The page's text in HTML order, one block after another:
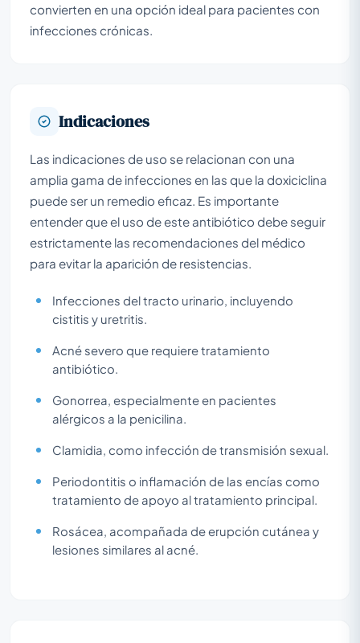
convierten en una opción ideal para pacientes con
infecciones crónicas.
Indicaciones
Las indicaciones de uso se relacionan con una
amplia gama de infecciones en las que la doxiciclina
puede ser un remedio eficaz. Es importante
entender que el uso de este antibiótico debe seguir
estrictamente las recomendaciones del médico
para evitar la aparición de resistencias.
Infecciones del tracto urinario, incluyendo
cistitis y uretritis.
Acné severo que requiere tratamiento
antibiótico.
Gonorrea, especialmente en pacientes
alérgicos a la penicilina.
Clamidia, como infección de transmisión sexual.
Periodontitis o inflamación de las encías como
tratamiento de apoyo al tratamiento principal.
Rosácea, acompañada de erupción cutánea y
lesiones similares al acné.